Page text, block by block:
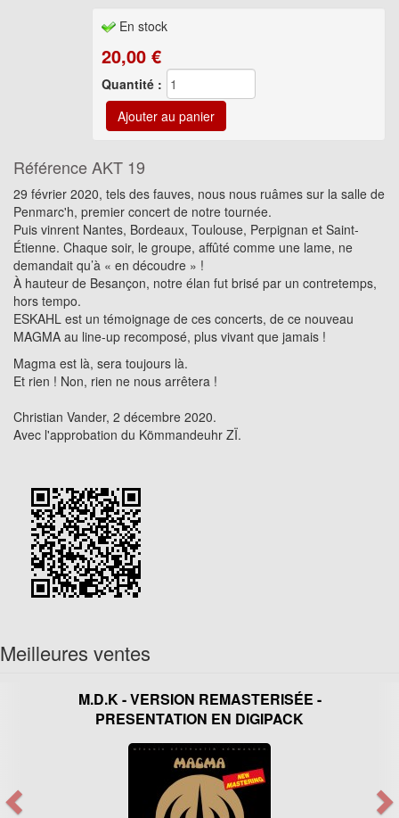
En stock
20,00 €
Quantité :
RéférenceAKT 19
29 février 2020, tels des fauves, nous nous ruâmes sur la salle de
Penmarc'h, premier concert de notre tournée.
Puis vinrent Nantes, Bordeaux, Toulouse, Perpignan et Saint-
Étienne. Chaque soir, le groupe, affûté comme une lame, ne
demandait qu’à « en découdre » !
À hauteur de Besançon, notre élan fut brisé par un contretemps,
hors tempo.
ESKAHL est un témoignage de ces concerts, de ce nouveau
MAGMA au line-up recomposé, plus vivant que jamais !
Magma est là, sera toujours là.
Et rien ! Non, rien ne nous arrêtera !
Christian Vander, 2 décembre 2020.
Avec l'approbation du Kömmandeuhr ZÏ.
Meilleures ventes
M.D.K - VERSION REMASTERISÉE -
PRESENTATION EN DIGIPACK